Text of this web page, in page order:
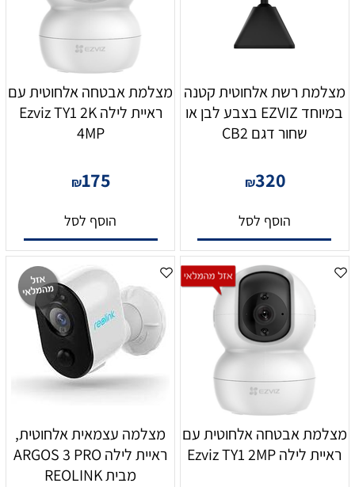
מצלמת רשת אלחוטית קטנה
במיוחד ‏‎EZVIZ‏ בצבע לבן או
שחור דגם CB2
₪320
הוסף לסל
מצלמת אבטחה אלחוטית עם
ראיית לילה Ezviz TY1 2K
4MP
₪175
הוסף לסל
מצלמת אבטחה אלחוטית עם
ראיית לילה Ezviz TY1 2MP
מצלמה עצמאית אלחוטית,
ראיית לילה ARGOS 3 PRO
מבית REOLINK